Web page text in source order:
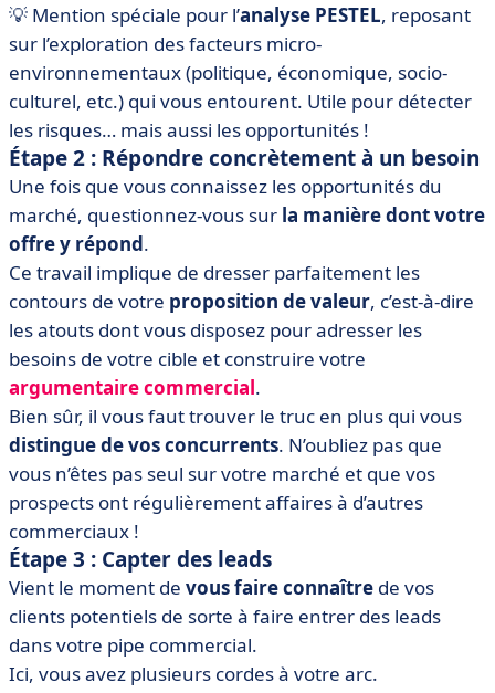
💡 Mention spéciale pour l’analyse PESTEL, reposant
sur l’exploration des facteurs micro-
environnementaux (politique, économique, socio-
culturel, etc.) qui vous entourent. Utile pour détecter
les risques… mais aussi les opportunités !
Étape 2 : Répondre concrètement à un besoin
Une fois que vous connaissez les opportunités du
marché, questionnez-vous sur la manière dont votre
offre y répond.
Ce travail implique de dresser parfaitement les
contours de votre proposition de valeur, c’est-à-dire
les atouts dont vous disposez pour adresser les
besoins de votre cible et construire votre
argumentaire commercial.
Bien sûr, il vous faut trouver le truc en plus qui vous
distingue de vos concurrents. N’oubliez pas que
vous n’êtes pas seul sur votre marché et que vos
prospects ont régulièrement affaires à d’autres
commerciaux !
Étape 3 : Capter des leads
Vient le moment de vous faire connaître de vos
clients potentiels de sorte à faire entrer des leads
dans votre pipe commercial.
Ici, vous avez plusieurs cordes à votre arc.